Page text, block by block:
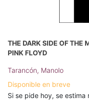
THE DARK SIDE OF THE
PINK FLOYD
Tarancón, Manolo
Disponible en breve
Si se pide hoy, se